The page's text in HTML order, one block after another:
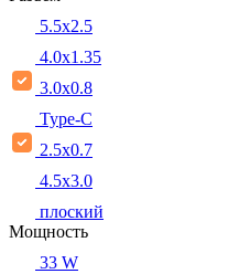
5.5x2.5
4.0x1.35
3.0x0.8
Type-C
2.5x0.7
4.5x3.0
плоский
Мощность
33 W